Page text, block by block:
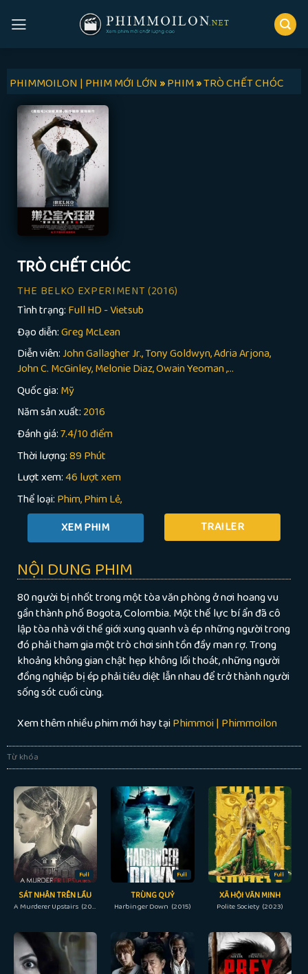
PHIMMOILON | PHIM MỚI LỚN»PHIM»TRÒ CHẾT CHÓC
TRÒ CHẾT CHÓC
THE BELKO EXPERIMENT(2016)
Tình trạng: Full HD - Vietsub
Đạo diễn:Greg McLean
Diễn viên:John Gallagher Jr., Tony Goldwyn, Adria Arjona,
John C. McGinley, Melonie Diaz, Owain Yeoman ,...
Quốc gia: Mỹ
Năm sản xuất: 2016
Đánh giá:7.4/10 điểm
Thời lượng:89 Phút
Lượt xem:46 lượt xem
Thể loại: Phim Phim Lẻ
TRAILER
NỘI DUNG PHIM
80 người bị nhốt trong một tòa văn phòng ở nơi hoang vu
gần thành phố Bogota, Colombia. Một thế lực bí ẩn đã cô
lập tòa nhà với thế giới xung quanh và ép những người trong
đó phải tham gia một trò chơi sinh tồn đầy man rợ. Trong
khoảng không gian chật hẹp không lối thoát, những người
đồng nghiệp bị ép phải tiêu diệt lẫn nhau để trở thành người
sống sót cuối cùng.
Xem thêm nhiều phim mới hay tạiPhimmoi | Phimmoilon
Từ khóa
Full
SÁT NHÂN TRÊN LẦU
A Murderer Upstairs (2017)
Full
TRÙNG QUỶ
Harbinger Down (2015)
Full
XÃ HỘI VĂN MINH
Polite Society (2023)